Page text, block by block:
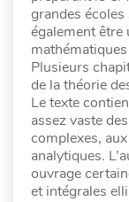
grandes
également être
Plusieurs
de la théorie
Le texte
assez vaste
complexes,
analytiques.
ouvrage
et intégrales